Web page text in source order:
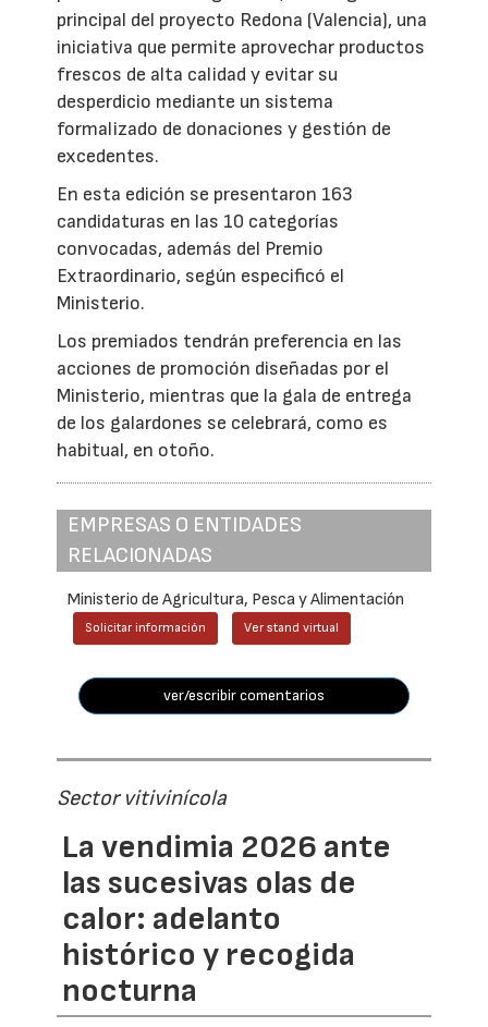
principal del proyecto Redona (Valencia), una
iniciativa que permite aprovechar productos
frescos de alta calidad y evitar su
desperdicio mediante un sistema
formalizado de donaciones y gestión de
excedentes.
En esta edición se presentaron 163
candidaturas en las 10 categorías
convocadas, además del Premio
Extraordinario, según especificó el
Ministerio.
Los premiados tendrán preferencia en las
acciones de promoción diseñadas por el
Ministerio, mientras que la gala de entrega
de los galardones se celebrará, como es
habitual, en otoño.
EMPRESAS O ENTIDADES
RELACIONADAS
Ministerio de Agricultura, Pesca y Alimentación
Solicitar información Ver stand virtual
ver/escribir comentarios
Sector vitivinícola
La vendimia 2026 ante
las sucesivas olas de
calor: adelanto
histórico y recogida
nocturna